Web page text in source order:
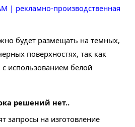
| рекламно-производственная
будет размещать на темных,
поверхностях, так как
с использованием белой
решений нет..
запросы на изготовление